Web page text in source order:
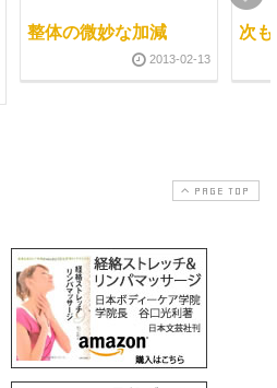
整体の微妙な加減
2013-02-13
次
PAGE TOP